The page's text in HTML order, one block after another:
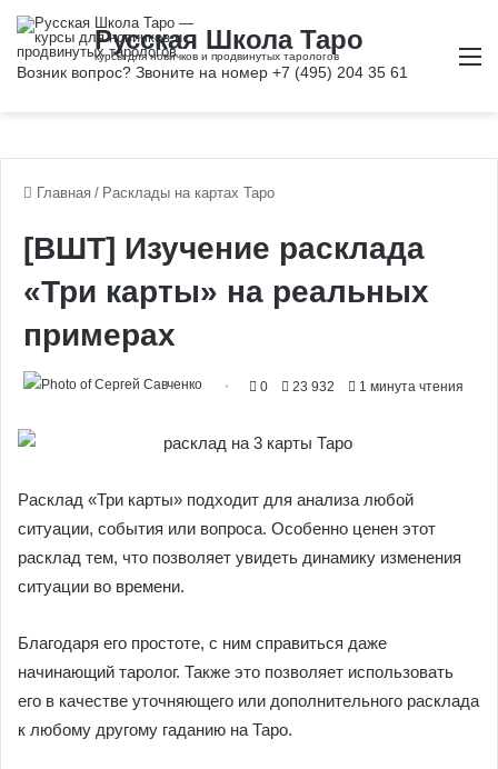
Главная / Расклады на картах Таро
[ВШТ] Изучение расклада
«Три карты» на реальных
примерах
0 23 932 1 минута чтения
Расклад «Три карты» подходит для анализа любой
ситуации, события или вопроса. Особенно ценен этот
расклад тем, что позволяет увидеть динамику изменения
ситуации во времени.
Благодаря его простоте, с ним справиться даже
начинающий таролог. Также это позволяет использовать
его в качестве уточняющего или дополнительного расклада
к любому другому гаданию на Таро.